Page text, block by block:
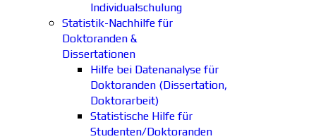
Individualschulung
Statistik-Nachhilfe für
Doktoranden &
Dissertationen
Hilfe bei Datenanalyse für
Doktoranden (Dissertation,
Doktorarbeit)
Statistische Hilfe für
Studenten/Doktoranden